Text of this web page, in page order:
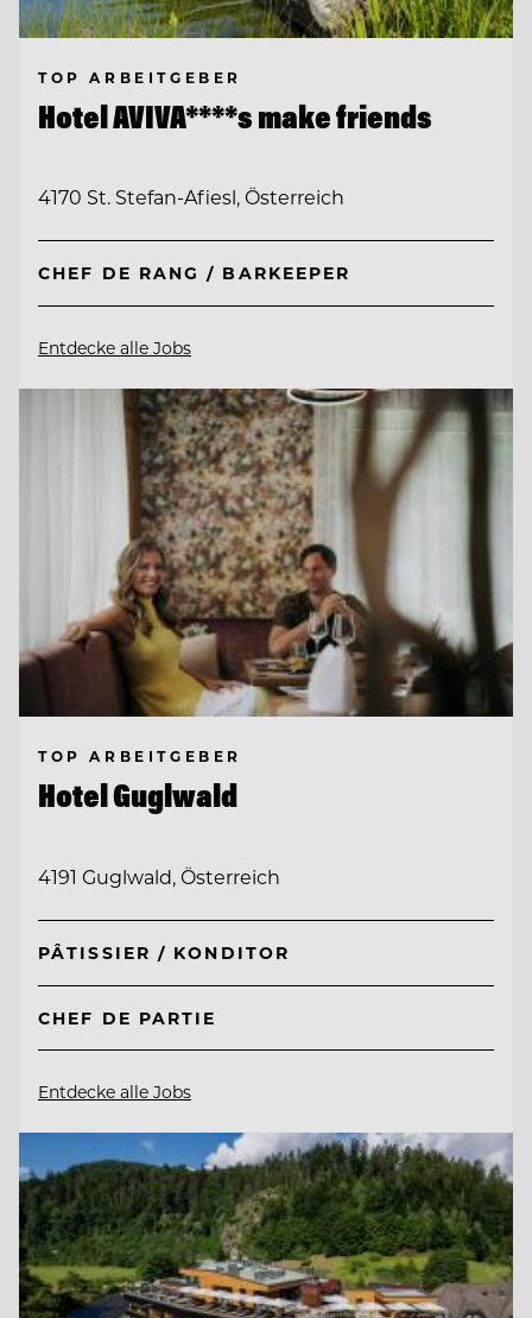
TOP ARBEITGEBER
Hotel AVIVA****s make friends
4170 St. Stefan-Afiesl, Österreich
CHEF DE RANG / BARKEEPER
Entdecke alle Jobs
TOP ARBEITGEBER
Hotel Guglwald
4191 Guglwald, Österreich
PÂTISSIER / KONDITOR
CHEF DE PARTIE
Entdecke alle Jobs